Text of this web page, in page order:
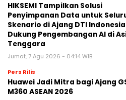
HIKSEMI Tampilkan Solusi
Penyimpanan Data untuk
Skenario di Ajang DTI
Dukung Pengembangan AI di
Tenggara
Jumat, 7 Agu 2026 - 04:14 WIB
Pers Rilis
Huawei Jadi Mitra bagi Ajang
M360 ASEAN 2026